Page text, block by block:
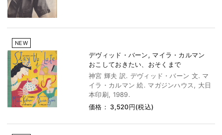
NEW
デヴィッド・バーン, マイラ・カルマン
おこしておきたい、おそくまで
神宮 輝夫 訳. デヴィッド・バーン 文. マ
イラ・カルマン 絵. マガジンハウス, 大日
本印刷, 1989.
価格： 3,520円(税込)